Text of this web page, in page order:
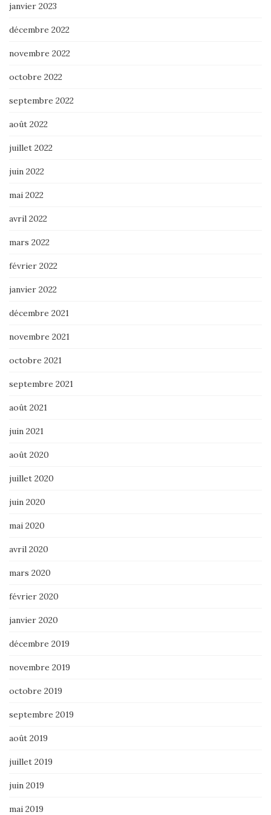
janvier 2023
décembre 2022
novembre 2022
octobre 2022
septembre 2022
août 2022
juillet 2022
juin 2022
mai 2022
avril 2022
mars 2022
février 2022
janvier 2022
décembre 2021
novembre 2021
octobre 2021
septembre 2021
août 2021
juin 2021
août 2020
juillet 2020
juin 2020
mai 2020
avril 2020
mars 2020
février 2020
janvier 2020
décembre 2019
novembre 2019
octobre 2019
septembre 2019
août 2019
juillet 2019
juin 2019
mai 2019